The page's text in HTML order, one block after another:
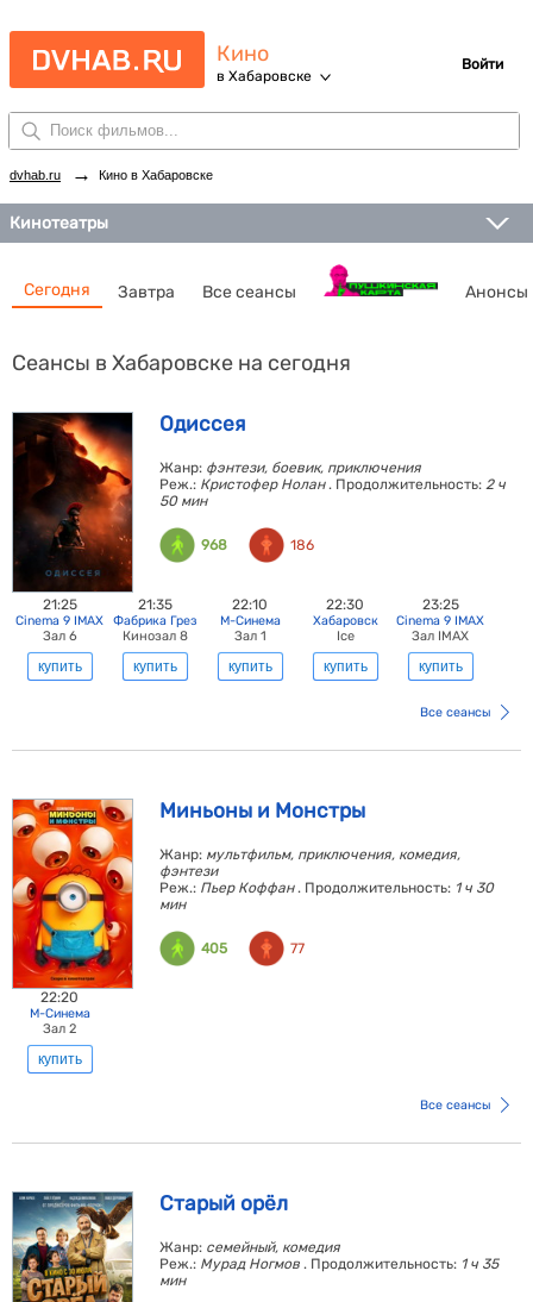
Кино
в Хабаровске
Войти
dvhab.ru → Кино в Хабаровске
Кинотеатры
Сегодня Завтра Все сеансы Анонсы
Сеансы в Хабаровске на сегодня
Одиссея
Жанр: фэнтези, боевик, приключения
Реж.: Кристофер Нолан . Продолжительность: 2 ч
50 мин
968 186
21:25
Cinema 9 IMAX
Зал 6
купить
21:35
Фабрика Грез
Кинозал 8
купить
22:10
М-Синема
Зал 1
купить
22:30
Хабаровск
Ice
купить
23:25
Cinema 9 IMAX
Зал IMAX
купить
Все сеансы
Миньоны и Монстры
Жанр: мультфильм, приключения, комедия,
фэнтези
Реж.: Пьер Коффан . Продолжительность: 1 ч 30
мин
405 77
22:20
М-Синема
Зал 2
купить
Все сеансы
Старый орёл
Жанр: семейный, комедия
Реж.: Мурад Ногмов . Продолжительность: 1 ч 35
мин